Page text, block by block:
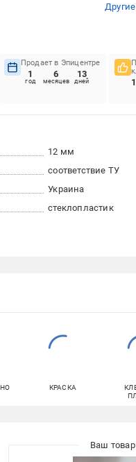
Продает в Эпицентре
1
год
6
месяцев
13
дней
12 мм
соответствие ТУ
Украина
стеклопластик
КРАСКА